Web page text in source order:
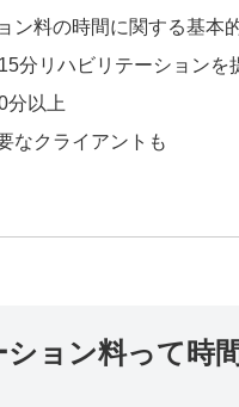
ン料の時間に関する基本
分リハビリテーション
分以上
なクライアントも
ョン料って時